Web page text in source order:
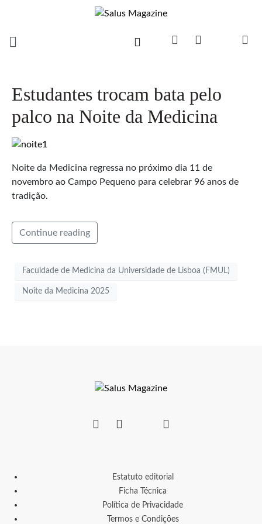
Estudantes trocam bata pelo
palco na Noite da Medicina
Noite da Medicina regressa no próximo dia 11 de
novembro ao Campo Pequeno para celebrar 96 anos de
tradição.
Continue reading
Faculdade de Medicina da Universidade de Lisboa (FMUL)
Noite da Medicina 2025
Estatuto editorial
Ficha Técnica
Política de Privacidade
Termos e Condições